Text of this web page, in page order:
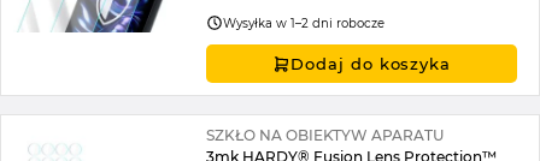
Wysyłka w 1–2 dni robocze
Dodaj do koszyka
SZKŁO NA OBIEKTYW APARATU
3mk HARDY® Fusion Lens Protection™